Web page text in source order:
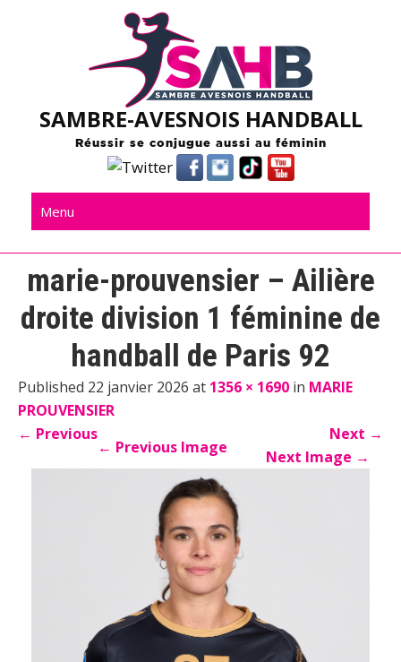
SAMBRE-AVESNOIS HANDBALL
Réussir se conjugue aussi au féminin
Menu
marie-prouvensier – Ailière
droite division 1 féminine de
handball de Paris 92
Published 22 janvier 2026 at 1356 × 1690 in MARIE
PROUVENSIER
← Previous Next →
← Previous Image Next Image →